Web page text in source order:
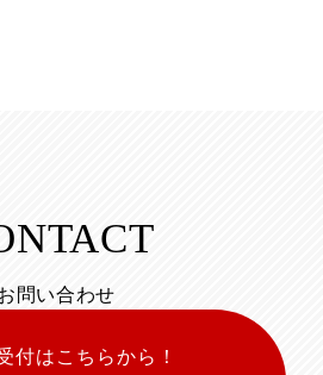
問い合わせ
付はこちらから！